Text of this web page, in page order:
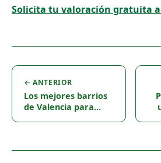
Solicita tu valoración gratuita
← ANTERIOR
Los mejores barrios
de Valencia para